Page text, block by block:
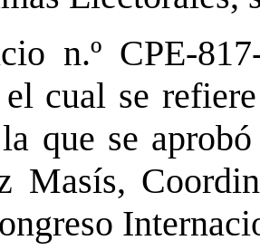
n.º CPE-
cual se
que se
Masís,